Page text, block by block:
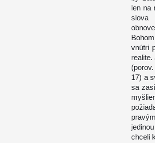
len na
slova
vnútri
17) a
sa
chceli